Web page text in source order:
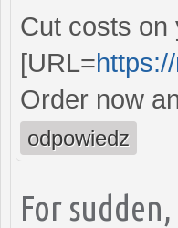
Cut costs on
[URL=
Order now
odpowiedz
For